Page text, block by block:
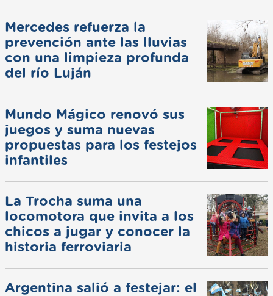
Mercedes refuerza la
prevención ante las lluvias
con una limpieza profunda
del río Luján
Mundo Mágico renovó sus
juegos y suma nuevas
propuestas para los festejos
infantiles
La Trocha suma una
locomotora que invita a los
chicos a jugar y conocer la
historia ferroviaria
Argentina salió a festejar: el